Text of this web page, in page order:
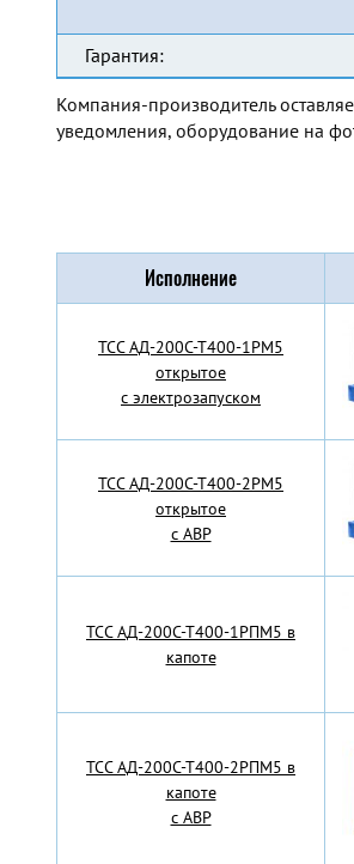
Гарантия:
Компания-производитель
уведомления, оборудование на
Исполнение
TCC АД-200С-Т400-1РМ5
открытое
с электрозапуском
TCC АД-200С-Т400-2РМ5
открытое
с АВР
TCC АД-200С-Т400-1РПМ5 в
капоте
TCC АД-200С-Т400-2РПМ5 в
капоте
с АВР